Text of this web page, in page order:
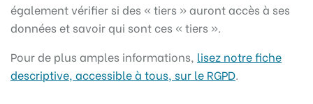
également vérifier si des « tiers » auront accès à ses
données et savoir qui sont ces « tiers ».
Pour de plus amples informations, lisez notre fiche
descriptive, accessible à tous, sur le RGPD.